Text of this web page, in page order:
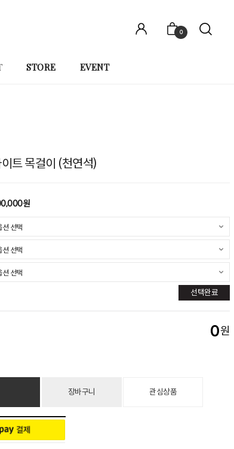
0
STORE EVENT
트 목걸이 (천연석)
원
선택완료
0원
장바구니 관심상품